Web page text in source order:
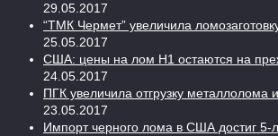
29.05.2017
“ТМК Чермет” увеличила
25.05.2017
США: цены на лом H1 остаются на
24.05.2017
ПГК увеличила отгрузку металлолома
23.05.2017
Импорт черного лома в США достиг 5-